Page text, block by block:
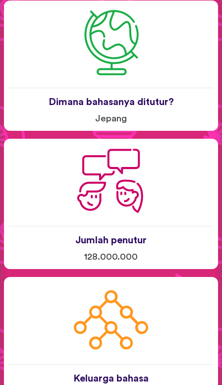
Dimana bahasanya ditutur?
Jepang
Jumlah penutur
128.000.000
Keluarga bahasa